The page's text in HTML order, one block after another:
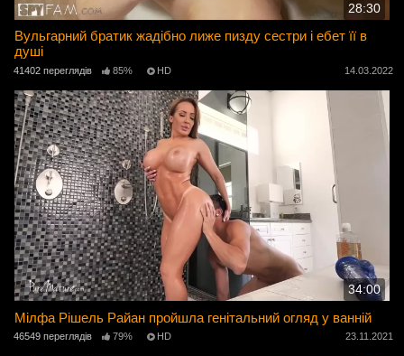
28:30
Вульгарний братик жадібно лиже пизду сестри і ебет її в
душі
41402 переглядів 85% HD 14.03.2022
34:00
Мілфа Рішель Райан пройшла генітальний огляд у ванній
46549 переглядів 79% HD 23.11.2021